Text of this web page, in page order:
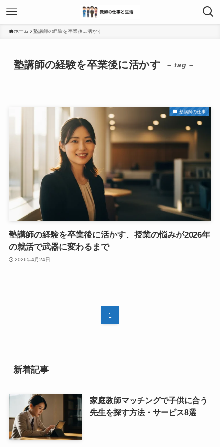
ホーム 塾講師の経験を卒業後に活かす
塾講師の経験を卒業後に活かす – tag –
塾講師の仕事
塾講師の経験を卒業後に活かす、授業の悩みが2026年
の就活で武器に変わるまで
2026年4月24日
1
新着記事
家庭教師マッチングで子供に合う
先生を探す方法・サービス8選